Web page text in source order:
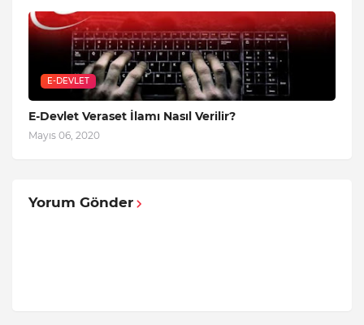
E-DEVLET
E-Devlet Veraset İlamı Nasıl Verilir?
Mayıs 06, 2020
Yorum Gönder